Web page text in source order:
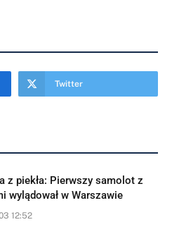
Twitter
z piekła: Pierwszy samolot z
wylądował w Warszawie
12:52